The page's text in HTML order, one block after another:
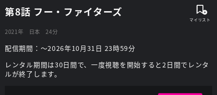
第8話 フー・ファイターズ
2021年 日本 24分
配信期間：～2026年10月31日 23時59分
レンタル期間は30日間で、一度視聴を開始すると2日間でレンタ
ルが終了します。